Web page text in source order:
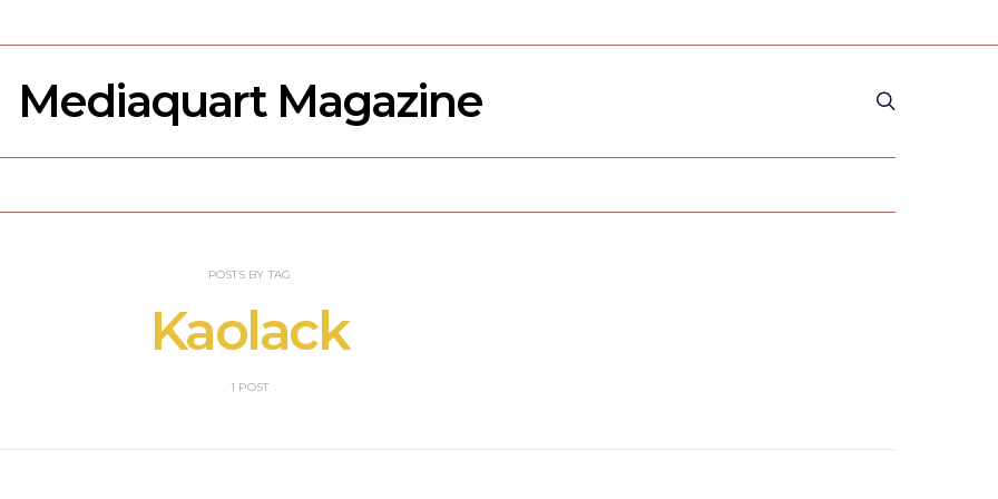
Mediaquart Magazine
POSTS BY TAG
Kaolack
1 POST